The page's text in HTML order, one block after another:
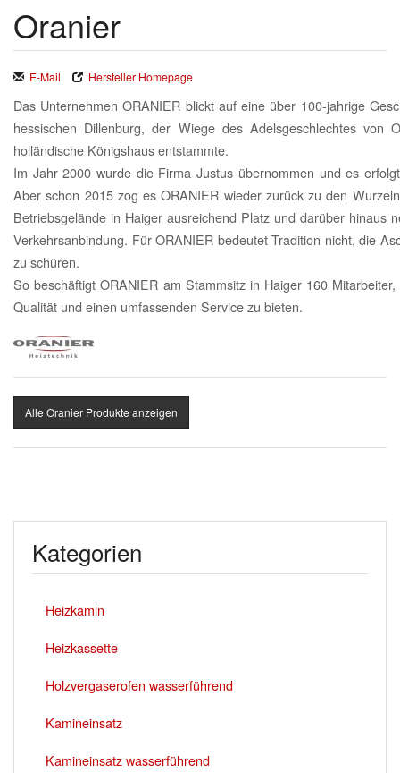
Oranier
E-Mail Hersteller Homepage
Das Unternehmen ORANIER blickt auf eine über 100-jahrige
hessischen Dillenburg, der Wiege des Adelsgeschlechtes von
holländische Königshaus entstammte.
Im Jahr 2000 wurde die Firma Justus übernommen und es
Aber schon 2015 zog es ORANIER wieder zurück zu den
Betriebsgelände in Haiger ausreichend Platz und darüber hinaus
Verkehrsanbindung. Für ORANIER bedeutet Tradition nicht, die
zu schüren.
So beschäftigt ORANIER am Stammsitz in Haiger 160
Qualität und einen umfassenden Service zu bieten.
Alle Oranier Produkte anzeigen
Kategorien
Heizkamin
Heizkassette
Holzvergaserofen wasserführend
Kamineinsatz
Kamineinsatz wasserführend